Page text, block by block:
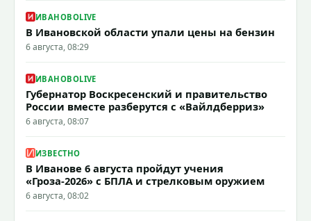
ИВАНОВОLIVE
В Ивановской области упали цены на бензин
6 августа, 08:29
ИВАНОВОLIVE
Губернатор Воскресенский и правительство
России вместе разберутся с «Вайлдберриз»
6 августа, 08:07
ИЗВЕСТНО
В Иванове 6 августа пройдут учения
«Гроза-2026» с БПЛА и стрелковым оружием
6 августа, 08:02